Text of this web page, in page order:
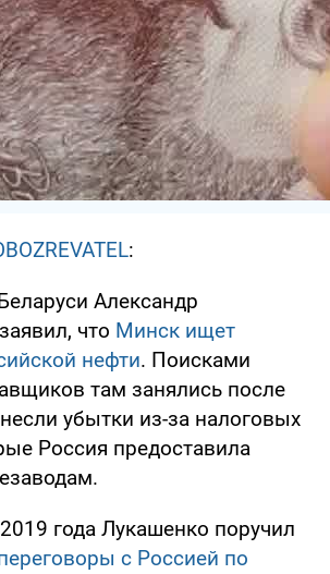
:
Александр
что Минск ищет
нефти. Поисками
там занялись после
убытки из-за налоговых
Россия предоставила
года Лукашенко поручил
с Россией по